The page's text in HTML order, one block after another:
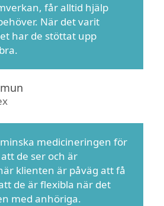
får alltid hjälp
När det varit
har de stöttat upp
medicineringen för
de ser och är
klienten är påväg att få
de är flexibla när det
med anhöriga.